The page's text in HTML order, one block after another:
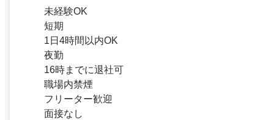
未経験OK
短期
1日4時間以内OK
夜勤
16時までに退社可
職場内禁煙
フリーター歓迎
面接なし